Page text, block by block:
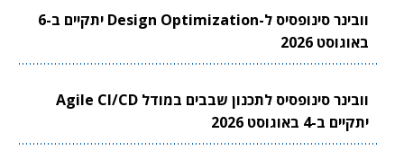
וובינר סינופסיס ל-Design Optimization יתקיים ב-6
באוגוסט 2026
וובינר סינופסיס לתכנון שבבים במודל Agile CI/CD
יתקיים ב-4 באוגוסט 2026